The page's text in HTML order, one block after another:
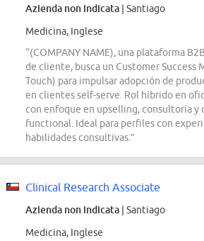
Azienda non indicata | Santiago
Medicina, Inglese
“(COMPANY NAME), una plataforma
de cliente, busca un Customer Success
Touch) para impulsar adopción de
en clientes self-serve. Rol híbrido en
con enfoque en upselling, consultoría y
functional. Ideal para perfiles con
habilidades consultivas.”
Clinical Research Associate
Azienda non indicata | Santiago
Medicina, Inglese